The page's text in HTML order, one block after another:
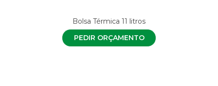
Bolsa Térmica 11 litros
PEDIR ORÇAMENTO